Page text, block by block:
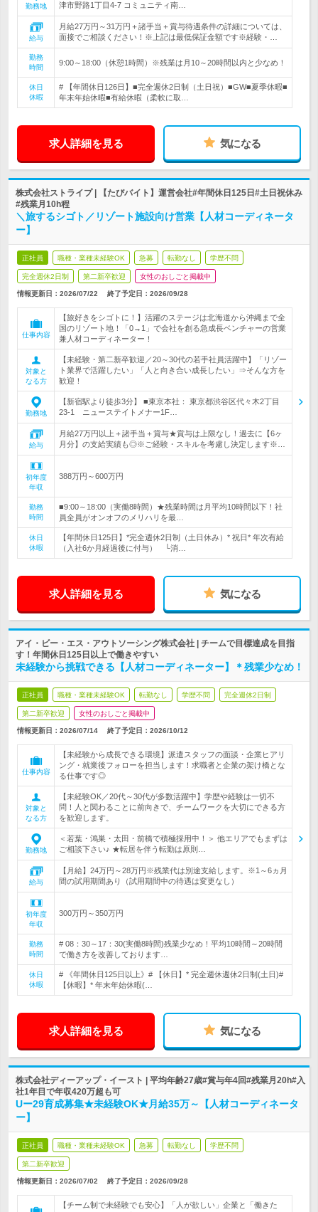
勤務地
津市野路1丁目4-7 コミュニティ南…
給与
月給27万円～31万円＋諸手当＋賞与待遇条件の詳細については、
面接でご相談ください！※上記は最低保証金額です※経験・…
勤務
時間
9:00～18:00（休憩1時間）※残業は月10～20時間以内と少なめ！
休日
休暇
# 【年間休日126日】■完全週休2日制（土日祝）■GW■夏季休暇■
年末年始休暇■有給休暇（柔軟に取…
求人詳細を見る 気になる
株式会社ストライプ | 【たびバイト】運営会社#年間休日125日#土日祝休み
#残業月10h程
＼旅するシゴト／リゾート施設向け営業【人材コーディネータ
ー】
正社員 職種・業種未経験OK 急募 転勤なし 学歴不問
完全週休2日制 第二新卒歓迎 女性のおしごと掲載中
情報更新日：2026/07/22 終了予定日： 2026/09/28
仕事内容
【旅好きをシゴトに！】活躍のステージは北海道から沖縄まで全
国のリゾート地！「0→1」で会社を創る急成長ベンチャーの営業
兼人材コーディネーター！
対象と
なる方
【未経験・第二新卒歓迎／20～30代の若手社員活躍中】「リゾー
ト業界で活躍したい」「人と向き合い成長したい」⇒そんな方を
歓迎！
勤務地
【新宿駅より徒歩3分】 ■東京本社： 東京都渋谷区代々木2丁目
23-1 ニューステイトメナー1F…
給与
月給27万円以上＋諸手当＋賞与★賞与は上限なし！過去に【6ヶ
月分】の支給実績も◎※ご経験・スキルを考慮し決定します※…
初年度
年収
388万円～600万円
勤務
時間
■9:00～18:00（実働8時間）★残業時間は月平均10時間以下！社
員全員がオンオフのメリハリを最…
休日
休暇
【年間休日125日】*完全週休2日制（土日休み）* 祝日* 年次有給
（入社6か月経過後に付与） └消…
求人詳細を見る 気になる
アイ・ビー・エス・アウトソーシング株式会社 | チームで目標達成を目指
す！年間休日125日以上で働きやすい
未経験から挑戦できる【人材コーディネーター】＊残業少なめ！
正社員 職種・業種未経験OK 転勤なし 学歴不問 完全週休2日制
第二新卒歓迎 女性のおしごと掲載中
情報更新日：2026/07/14 終了予定日： 2026/10/12
仕事内容
【未経験から成長できる環境】派遣スタッフの面談・企業ヒアリ
ング・就業後フォローを担当します！求職者と企業の架け橋とな
る仕事です◎
対象と
なる方
【未経験OK／20代～30代が多数活躍中】学歴や経験は一切不
問！人と関わることに前向きで、チームワークを大切にできる方
を歓迎します。
勤務地
＜若葉・鴻巣・太田・前橋で積極採用中！＞ 他エリアでもまずは
ご相談下さい♪ ★転居を伴う転勤は原則…
給与
【月給】24万円～28万円※残業代は別途支給します。※1～6ヵ月
間の試用期間あり（試用期間中の待遇は変更なし）
初年度
年収
300万円～350万円
勤務
時間
# 08：30～17：30(実働8時間)残業少なめ！平均10時間～20時間
で働き方を改善しております…
休日
休暇
# 《年間休日125日以上》# 【休日】* 完全週休週休2日制(土日)#
【休暇】* 年末年始休暇(…
求人詳細を見る 気になる
株式会社ディーアップ・イースト | 平均年齢27歳#賞与年4回#残業月20h#入
社1年目で年収420万超も可
Uー29育成募集★未経験OK★月給35万～【人材コーディネータ
ー】
正社員 職種・業種未経験OK 急募 転勤なし 学歴不問
第二新卒歓迎
情報更新日：2026/07/02 終了予定日： 2026/09/28
【チーム制で未経験でも安心】「人が欲しい」企業と「働きた